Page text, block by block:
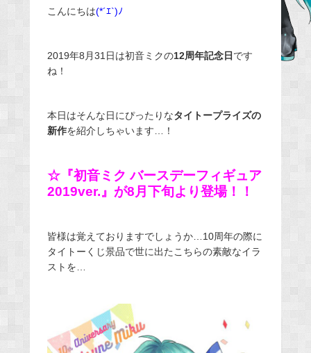
c
b
こんにちは(*´ｴ`)ﾉ
2019年8月31日は初音ミクの12周年記念日 です
ね！
本日はそんな日にぴったりなタイトープライズの
新作を紹介しちゃいます…！
☆『初音ミク バースデーフィギュア
2019ver.』が8月下旬より登場！！
皆様は覚えておりますでしょうか…10周年の際に
タイトーくじ景品で世に出たこちらの素敵なイラ
ストを…